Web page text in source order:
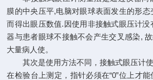
膜的中央压平,电脑对眼球表面发生的形态
而得出眼压数值.因使用非接触式眼压计没有
器与患者眼球不接触不会产生交叉感染,
大量病人使。
其次是使用方法不同，接触式眼压计
在检验台上测定，指针必须在“0”位上才能